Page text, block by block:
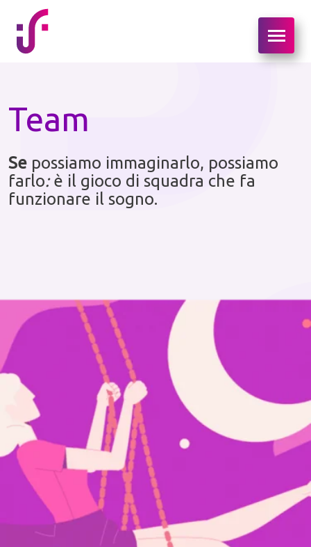
Team
Se possiamo immaginarlo, possiamo
farlo:è il gioco di squadra che fa
funzionare il sogno.